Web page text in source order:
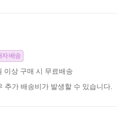
자 배송
이상 구매 시 무료배송
추가 배송비가 발생할 수 있습니다.